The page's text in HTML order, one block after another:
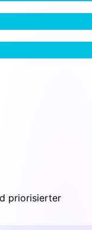
priorisierter